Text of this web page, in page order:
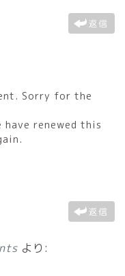
返信
Sorry for the
have renewed this
返信
より: